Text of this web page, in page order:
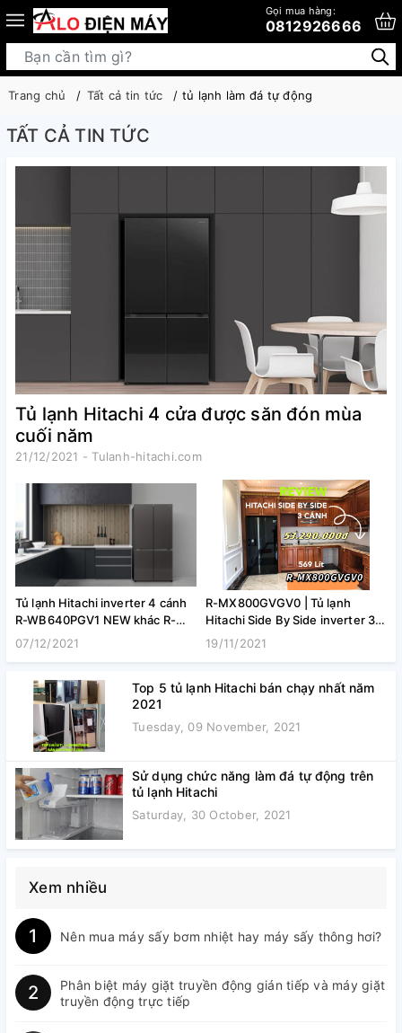
Gọi mua hàng:
0812926666
Trang chủ Tất cả tin tức tủ lạnh làm đá tự động
TẤT CẢ TIN TỨC
Tủ lạnh Hitachi 4 cửa được săn đón mùa
cuối năm
21/12/2021 - Tulanh-hitachi.com
Tủ lạnh Hitachi inverter 4 cánh
R-WB640PGV1 NEW khác R-
WB640VGV0 như thế nào?
07/12/2021
R-MX800GVGV0 | Tủ lạnh
Hitachi Side By Side inverter 3
cánh 569 lít model 2021
19/11/2021
Top 5 tủ lạnh Hitachi bán chạy nhất năm
2021
Tuesday, 09 November, 2021
Sử dụng chức năng làm đá tự động trên
tủ lạnh Hitachi
Saturday, 30 October, 2021
Xem nhiều
1 Nên mua máy sấy bơm nhiệt hay máy sấy thông hơi?
2
Phân biệt máy giặt truyền động gián tiếp và máy giặt
truyền động trực tiếp